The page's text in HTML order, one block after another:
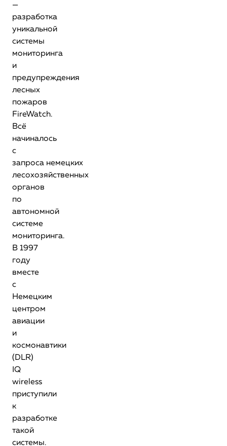
—
разработка
уникальной
системы
мониторинга
и
предупреждения
лесных
пожаров
FireWatch.
Всё
начиналось
с
запроса немецких
лесохозяйственных
органов
по
автономной
системе
мониторинга.
В 1997
году
вместе
с
Немецким
центром
авиации
и
космонавтики
(DLR)
IQ
wireless
приступили
к
разработке
такой
системы.